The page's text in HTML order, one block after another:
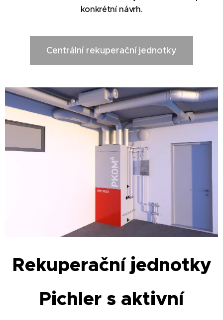
konkrétní návrh.
Centrální rekuperační jednotky
Rekuperační jednotky
Pichler s aktivní